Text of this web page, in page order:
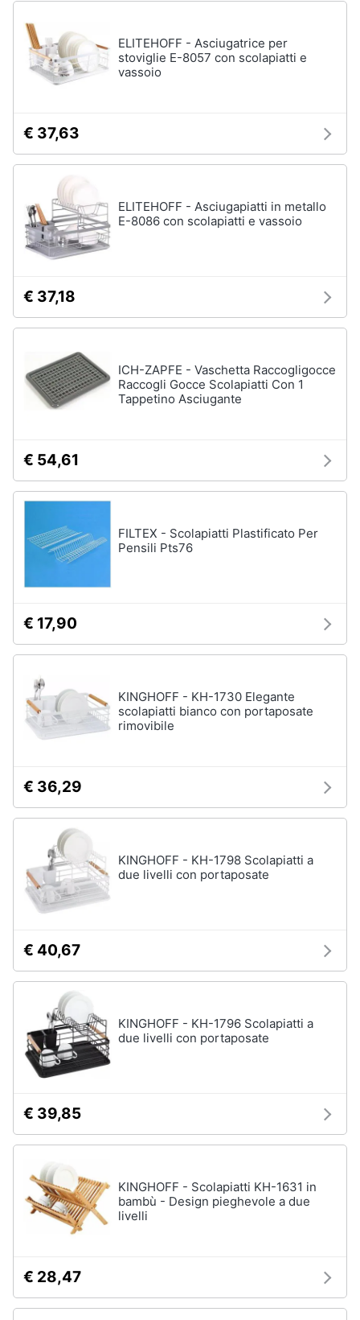
ELITEHOFF - Asciugatrice per
stoviglie E-8057 con scolapiatti e
vassoio
€ 37,63
ELITEHOFF - Asciugapiatti in metallo
E-8086 con scolapiatti e vassoio
€ 37,18
ICH-ZAPFE - Vaschetta Raccogligocce
Raccogli Gocce Scolapiatti Con 1
Tappetino Asciugante
€ 54,61
FILTEX - Scolapiatti Plastificato Per
Pensili Pts76
€ 17,90
KINGHOFF - KH-1730 Elegante
scolapiatti bianco con portaposate
rimovibile
€ 36,29
KINGHOFF - KH-1798 Scolapiatti a
due livelli con portaposate
€ 40,67
KINGHOFF - KH-1796 Scolapiatti a
due livelli con portaposate
€ 39,85
KINGHOFF - Scolapiatti KH-1631 in
bambù - Design pieghevole a due
livelli
€ 28,47